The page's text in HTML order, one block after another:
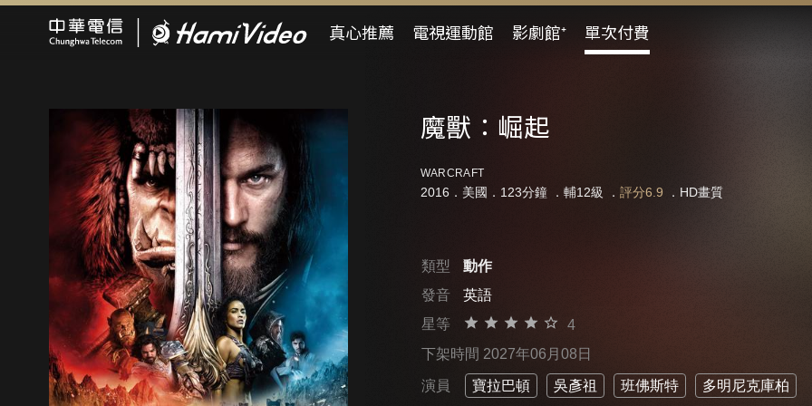
真心推薦 電視運動館 影劇館⁺ 單次付費
魔獸：崛起
WARCRAFT
2016．美國．123分鐘 ． 輔12級 ． 評分6.9 ．HD畫質
類型
動作
發音
英語
星等
4
下架時間 2027年06月08日
演員 寶拉巴頓 吳彥祖 班佛斯特 多明尼克庫柏